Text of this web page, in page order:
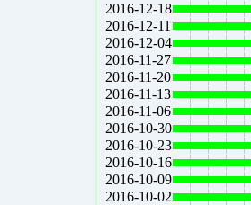
2016-12-18
2016-12-11
2016-12-04
2016-11-27
2016-11-20
2016-11-13
2016-11-06
2016-10-30
2016-10-23
2016-10-16
2016-10-09
2016-10-02